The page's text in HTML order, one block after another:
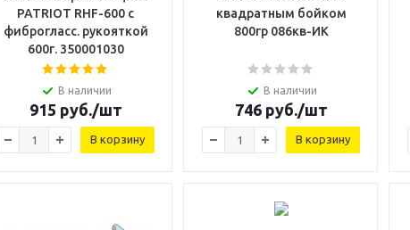
PATRIOT RHF-600 с
фиброгласс. рукояткой
600г. 350001030
В наличии
915 руб./шт
В корзину
квадратным бойком
800гр 086кв-ИК
В наличии
746руб./шт
В корзину